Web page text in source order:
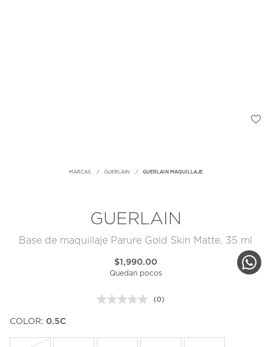
MARCAS GUERLAIN GUERLAIN MAQUILLAJE
GUERLAIN
Base de maquillaje Parure Gold Skin Matte, 35 ml
$1,990.00
Quedan pocos
Sin
(0)
COLOR: 0.5C